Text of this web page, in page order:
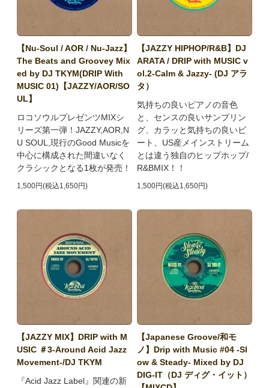
【Nu-Soul / AOR / Nu-Jazz】
The Beats and Groovey Mix
ed by DJ TKYM(DRIP With
MUSIC 01)【JAZZY/AOR/SO
UL】
ロコソウルプレゼンツMIXシ
リーズ第一弾！JAZZY,AOR,N
U SOUL,現行のGood Musicを
中心に構成された間違いなく
クラシックとなる1枚が発売！
1,500円(税込1,650円)
【JAZZY HIPHOP/R&B】DJ
ARATA / DRIP with MUSIC v
ol.2-Calm & Jazzy- (DJ アラ
タ）
気持ちの良いピアノの音色
と、センスの良いサンプリン
グ、カラッと気持ちの良いビ
ート、US産メインストリーム
とは違う独自のヒップホップ/
R&BMIX！！
1,500円(税込1,650円)
【JAZZY MIX】DRIP with M
USIC ＃3-Around Acid Jazz
Movement-/DJ TKYM
『Acid Jazz Label』関連の新
【Japanese Groove/和モ
ノ】Drip with Music #04 -Sl
ow & Steady- Mixed by DJ
DIG-IT（DJ ディグ・イット）